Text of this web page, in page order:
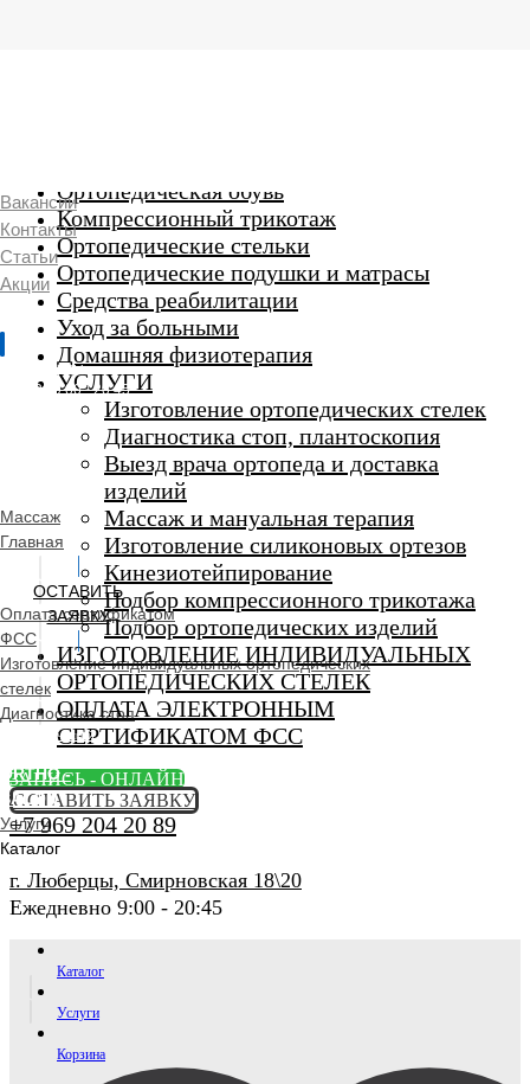
г. Люберцы
Пн-Вс 9:00 - 20:45
салон
Ортопедическая обувь
Компрессионный трикотаж
Ортопедические стельки
Ортопедические подушки и матрасы
Средства реабилитации
Уход за больными
Домашняя физиотерапия
УСЛУГИ
Изготовление ортопедических стелек
Диагностика стоп, плантоскопия
Выезд врача ортопеда и доставка
изделий
Массаж и мануальная терапия
Изготовление силиконовых ортезов
Кинезиотейпирование
Подбор компрессионного трикотажа
Подбор ортопедических изделий
ИЗГОТОВЛЕНИЕ ИНДИВИДУАЛЬНЫХ
ОРТОПЕДИЧЕСКИХ СТЕЛЕК
ОПЛАТА ЭЛЕКТРОННЫМ
СЕРТИФИКАТОМ ФСС
ЗАПИСЬ - ОНЛАЙН
ОСТАВИТЬ ЗАЯВКУ
+7 969 204 20 89
г. Люберцы, Смирновская 18\20
Ежедневно 9:00 - 20:45
Каталог
Услуги
Корзина
Вакансии
Контакты
Статьи
Акции
Массаж
Главная
ОСТАВИТЬ
ЗАЯВКУ
Оплата сертификатом
ФСС
Изготовление индивидуальных ортопедических
стелек
Диагностика стоп
Ортопедический
ORTHO -
SALON
Услуги
Каталог